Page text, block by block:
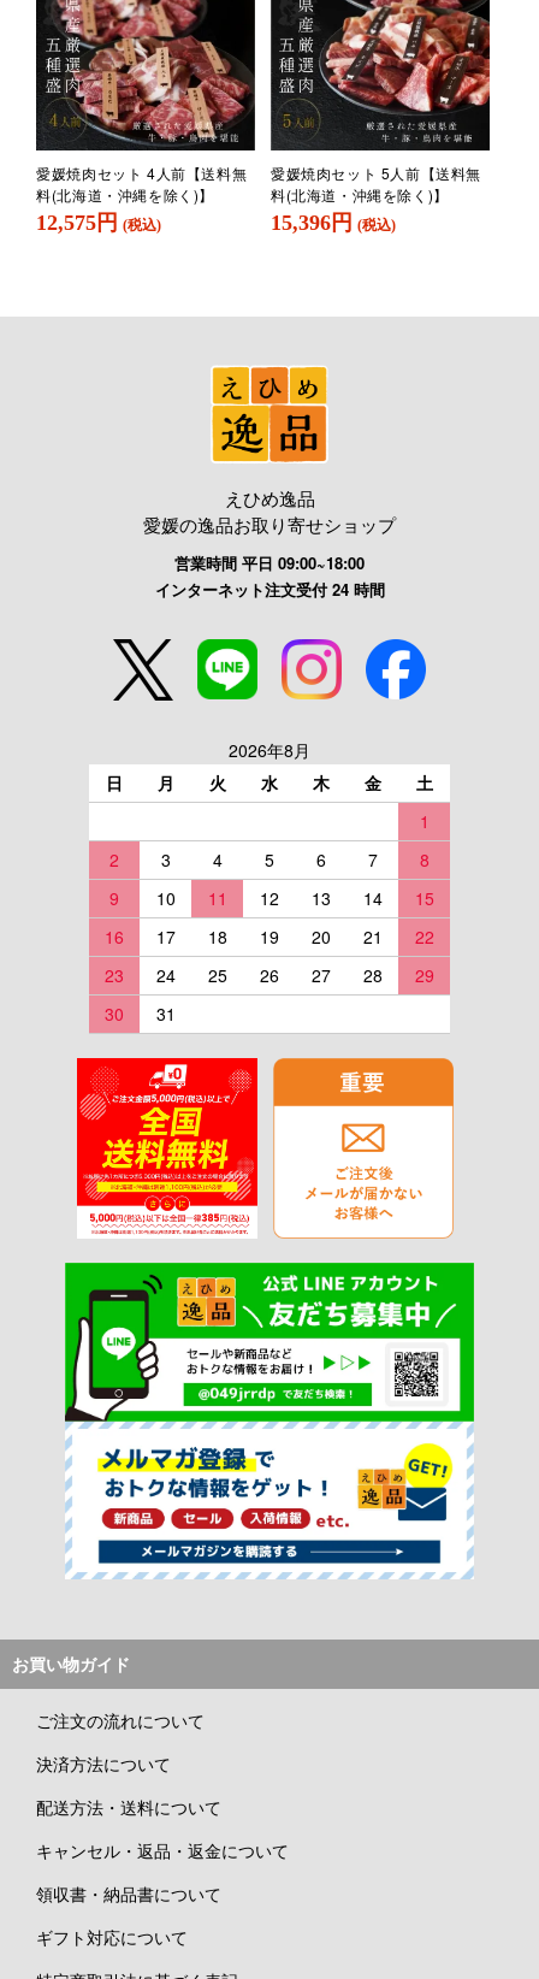
愛媛焼肉セット 4人前【送料無
料(北海道・沖縄を除く)】
12,575円 (税込)
愛媛焼肉セット 5人前【送料無
料(北海道・沖縄を除く)】
15,396円 (税込)
えひめ逸品
愛媛の逸品お取り寄せショップ
営業時間 平日 09:00~18:00
インターネット注文受付 24 時間
2026年8月
日
月 火 水 木 金
土
1
2
3 4 5 6 7
8
9
10 11 12 13 14
15
16
17 18 19 20 21
22
23
24 25 26 27 28
29
30
31
お買い物ガイド
ご注文の流れについて
決済方法について
配送方法・送料について
キャンセル・返品・返金について
領収書・納品書について
ギフト対応について